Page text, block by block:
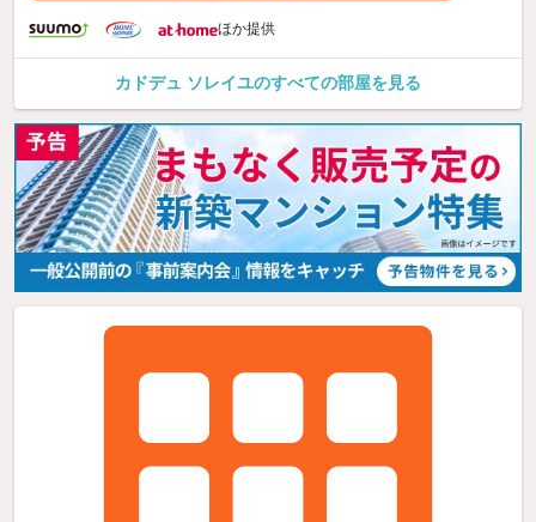
ほか提供
カドデュ ソレイユのすべての部屋を見る